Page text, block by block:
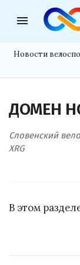
menu
Новости
ДОМЕН
Словенский
XRG
В этом